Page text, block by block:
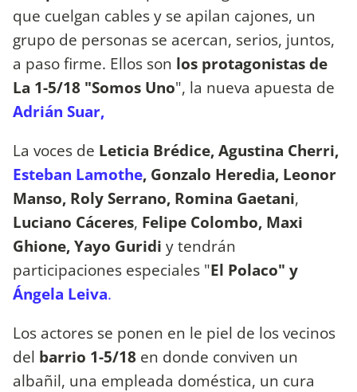
que cuelgan cables y se apilan cajones, un
grupo de personas se acercan, serios, juntos,
a paso firme. Ellos son los protagonistas de
La 1-5/18 "Somos Uno", la nueva apuesta de
Adrián Suar,
La voces de Leticia Brédice, Agustina Cherri,
Esteban Lamothe, Gonzalo Heredia, Leonor
Manso, Roly Serrano, Romina Gaetani,
Luciano Cáceres, Felipe Colombo, Maxi
Ghione, Yayo Guridi y tendrán
participaciones especiales "El Polaco" y
Ángela Leiva.
Los actores se ponen en le piel de los vecinos
del barrio 1-5/18 en donde conviven un
albañil, una empleada doméstica, un cura